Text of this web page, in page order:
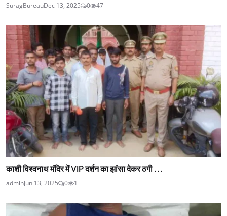
SuragBureauDec 13, 2025 0 47
काशी विश्वनाथ मंदिर में VIP दर्शन का झांसा देकर ठगी ...
adminJun 13, 2025 0 1